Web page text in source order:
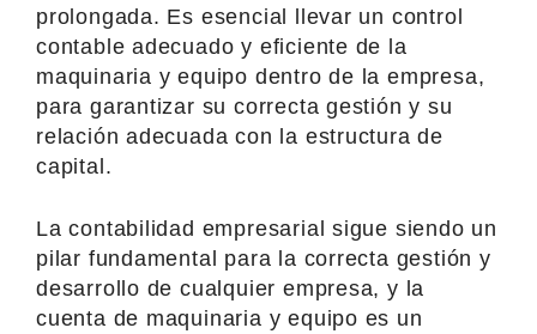
prolongada. Es esencial llevar un control
contable adecuado y eficiente de la
maquinaria y equipo dentro de la empresa,
para garantizar su correcta gestión y su
relación adecuada con la estructura de
capital.
La contabilidad empresarial sigue siendo un
pilar fundamental para la correcta gestión y
desarrollo de cualquier empresa, y la
cuenta de maquinaria y equipo es un